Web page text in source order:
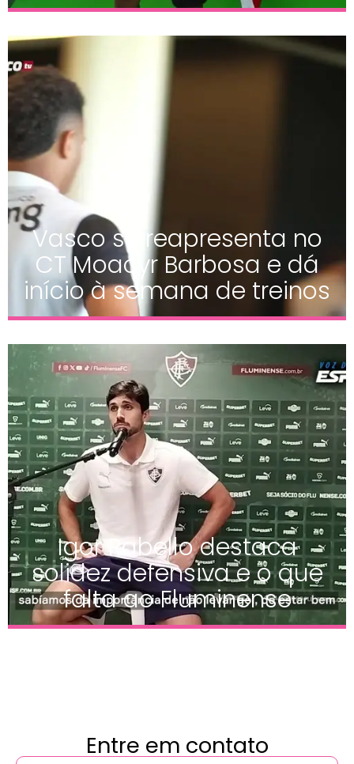
Vasco se reapresenta no
CT Moacyr Barbosa e dá
início à semana de treinos
Igor Rabello destaca
solidez defensiva e o que
falta ao Fluminense
Entre em contato